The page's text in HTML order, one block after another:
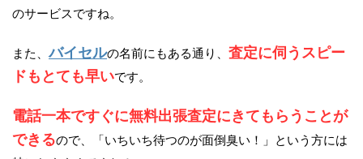
のサービスですね。
また、バイセルの名前にもある通り、 査定に伺うスピー
ドもとても早いです。
電話一本ですぐに無料出張査定にきてもらうことが
できるので、「いちいち待つのが面倒臭い！」という方には